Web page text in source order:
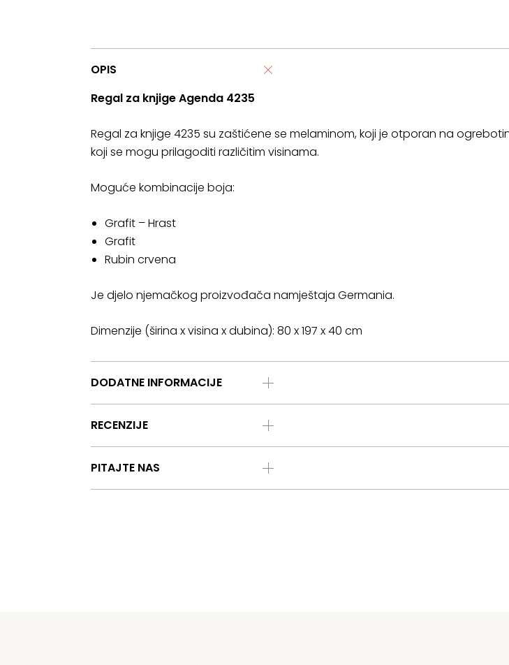
OPIS
Regal za knjige Agenda 4235
Regal za knjige 4235 su zaštićene se melaminom, koji je otporan na
koji se mogu prilagoditi različitim visinama.
Moguće kombinacije boja:
Grafit – Hrast
Grafit
Rubin crvena
Je djelo njemačkog proizvođača namještaja Germania.
Dimenzije (širina x visina x dubina): 80 x 197 x 40 cm
DODATNE INFORMACIJE
RECENZIJE
PITAJTE NAS